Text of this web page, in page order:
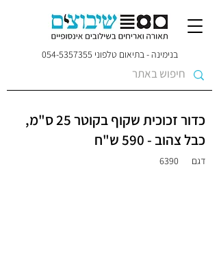
בנימינה - בתיאום טלפוני 054-5357355
כדור זכוכית שקוף בקוטר 25 ס"מ,
כבל צהוב - 590 ש"ח
דגם 6390